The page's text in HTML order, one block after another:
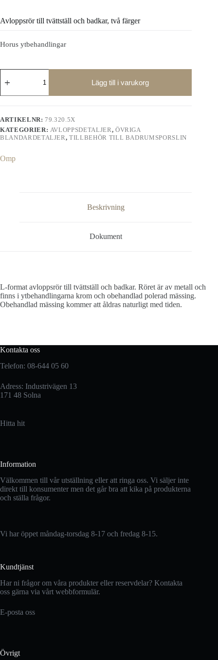
Avloppsrör till tvättställ och badkar, två färger
Horus ytbehandlingar
till
och
färger
mängd
Lägg till i varukorg
ARTIKELNR: 79.320.5X
KATEGORIER: AVLOPPSDETALJER, ÖVRIGA
BLANDARDETALJER,TILLBEHÖR TILL BADRUMSPORSLIN
Omp
Beskrivning
Dokument
L-format avloppsrör till tvättställ och badkar. Röret är av metall och
finns i ytbehandlingarna krom och obehandlad polerad mässing.
Obehandlad mässing kommer att åldras naturligt med tiden.
Kontakta oss
Telefon: 08-644 05 60
Adress: Industrivägen 13
171 48 Solna
Hitta hit
Information
Välkommen till vår utställning eller att ringa oss. Vi säljer inte
direkt till konsumenter men det går bra att kika på produkterna
och ställa frågor.
Vi har öppet måndag-torsdag 8-17 och fredag 8-15.
Kundtjänst
Har ni frågor om våra produkter eller reservdelar? Kontakta
oss gärna via vårt webbformulär.
E-posta oss
Övrigt